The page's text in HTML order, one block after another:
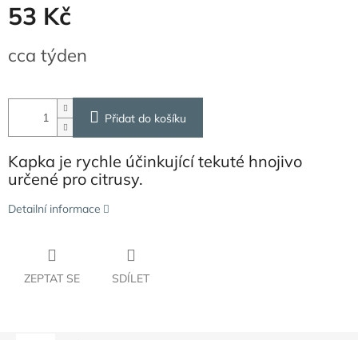
53 Kč
cena:
cca týden
Přidat do košíku
Kapka je rychle účinkující tekuté hnojivo
určené pro citrusy.
Detailní informace
ZEPTAT SE SDÍLET